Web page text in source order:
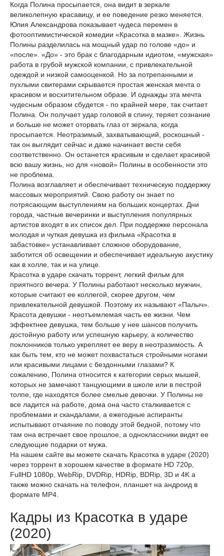
Когда Полина просыпается, она видит в зеркале
великолепную красавицу, и ее поведение резко меняется.
Юлия Александрова показывает чудеса перемен в
фотооптимистической комедии «Красотка в мазке». Жизнь
Полины разделилась на мощный удар по голове «до» и
«после». «До» - это брак с благодарным идиотом, «мужская»
работа в грубой мужской компании, с привлекательной
одеждой и низкой самооценкой. Но за потрепанными и
пухлыми свитерами скрывается простая женская мечта о
красивом и восхитительном образе. И однажды эта мечта
чудесным образом сбудется - по крайней мере, так считает
Полина. Он получает удар головой в спину, теряет сознание
и больше не может оторвать глаз от зеркала, когда
просыпается. Неотразимый, захватывающий, роскошный -
так он выглядит сейчас и даже начинает вести себя
соответственно. Он останется красивым и сделает красивой
всю вашу жизнь, но для «новой» Полины в особенности это
не проблема.
Полина возглавляет и обеспечивает техническую поддержку
массовых мероприятий. Свою работу он знает по
потрясающим выступлениям на больших концертах. Дни
города, частные вечеринки и выступления популярных
артистов входят в их список дел. При поддержке персонала
молодая и чуткая девушка из фильма «Красотка в
забастовке» устанавливает сложное оборудование,
заботится об освещении и обеспечивает идеальную акустику
как в холле, так и на улице.
Красотка в ударе скачать торрент, легкий фильм для
приятного вечера. У Полины работают несколько мужчин,
которые считают ее коллегой, скорее другом, чем
привлекательной девушкой. Поэтому их называют «Палыч».
Красота девушки - неотъемлемая часть ее жизни. Чем
эффектнее девушка, тем больше у нее шансов получить
достойную работу или успешную карьеру, а количество
поклонников только укрепляет ее веру в неотразимость. А
как быть тем, кто не может похвастаться стройными ногами
или красивыми лицами с бездонными глазами? К
сожалению, Полина относится к категории серых мышей,
которых не замечают танцующими в школе или в пестрой
толпе, где находятся более смелые девочки. У Полины не
все ладится на работе, дома она часто сталкивается с
проблемами и скандалами, а ежегодные аспиранты
испытывают отчаяние по поводу этой бедной, потому что
там она встречает свое прошлое, а одноклассники видят ее
следующие подарки от мужа.
На нашем сайте вы можете скачать Красотка в ударе (2020)
через торрент в хорошем качестве в формате HD 720p,
FullHD 1080p, WebRip, DVDRip, HDRip, BDRip, 3D и 4K а
также можно скачать на телефон, планшет на андроид в
формате MP4.
Кадры из Красотка в ударе
(2020)